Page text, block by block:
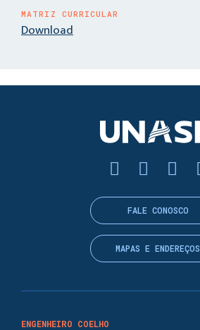
MATRIZ CURRICULAR
Download
ENGENHEIRO COELHO
FALE CONOSCO
MAPAS E ENDEREÇOS